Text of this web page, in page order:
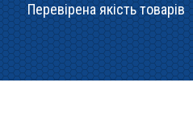
Перевірена якість товарів